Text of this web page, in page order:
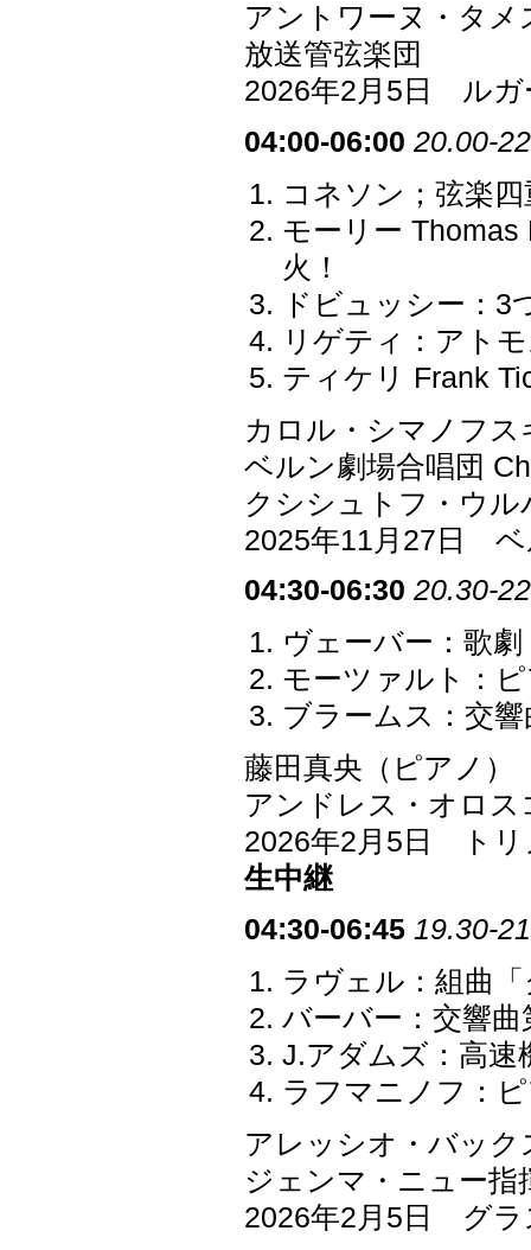
アントワーヌ・タ
放送管弦楽団
2026年2月5日 ルガ
04:00-06:00 20.00-
コネソン；弦楽
モーリー
火！
ドビュッシー：3
リゲティ：アト
ティケリ Frank
カロル・シマノフス
ベルン劇場合唱団
クシシュトフ・ウ
2025年11月27日 ベ
04:30-06:30 20.30-
ヴェーバー：歌
モーツァルト：
ブラームス：交
藤田真央（ピアノ）
アンドレス・オロス
2026年2月5日 トリ
生中継
04:30-06:45 19.30-
ラヴェル：組曲
バーバー：交響曲
J.アダムズ：高速
ラフマニノフ：
アレッシオ・バック
ジェンマ・ニュー指
2026年2月5日 グラ